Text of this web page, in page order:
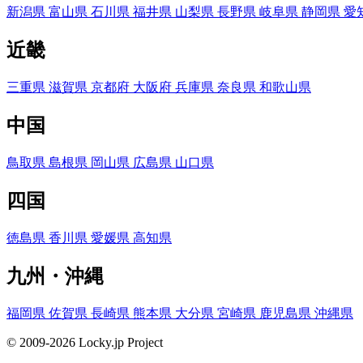
新潟県 富山県 石川県 福井県 山梨県 長野県 岐阜県 静岡県 愛
近畿
三重県 滋賀県 京都府 大阪府 兵庫県 奈良県 和歌山県
中国
鳥取県 島根県 岡山県 広島県 山口県
四国
徳島県 香川県 愛媛県 高知県
九州・沖縄
福岡県 佐賀県 長崎県 熊本県 大分県 宮崎県 鹿児島県 沖縄県
© 2009-2026 Locky.jp Project